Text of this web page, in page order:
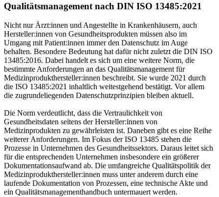
Qualitäts­management nach DIN ISO 13485:2021
Nicht nur Ärzt:innen und Angestellte in Krankenhäusern, auch
Hersteller:innen von Gesundheitsprodukten müssen also im
Umgang mit Patient:innen immer den Datenschutz im Auge
behalten. Besondere Bedeutung hat dafür nicht zuletzt die DIN ISO
13485:2016. Dabei handelt es sich um eine weitere Norm, die
bestimmte Anforderungen an das Qualitätsmanagement für
Medizinprodukthersteller:innen beschreibt. Sie wurde 2021 durch
die ISO 13485:2021 inhaltlich weitestgehend bestätigt. Vor allem
die zugrundeliegenden Datenschutzprinzipien bleiben aktuell.
Die Norm verdeutlicht, dass die Vertraulichkeit von
Gesundheitsdaten seitens der Hersteller:innen von
Medizinprodukten zu gewährleisten ist. Daneben gibt es eine Reihe
weiterer Anforderungen. Im Fokus der ISO 13485 stehen die
Prozesse in Unternehmen des Gesundheitssektors. Daraus leitet sich
für die entsprechenden Unternehmen insbesondere ein größerer
Dokumentationsaufwand ab. Die umfangreiche Qualitätspolitik der
Medizinprodukthersteller:innen muss unter anderem durch eine
laufende Dokumentation von Prozessen, eine technische Akte und
ein Qualitätsmanagementhandbuch untermauert werden.